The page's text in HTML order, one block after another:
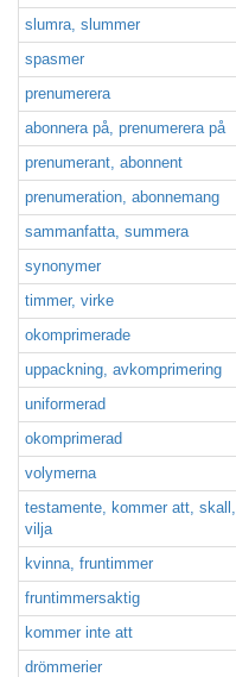
slumra, slummer
spasmer
prenumerera
abonnera på, prenumerera på
prenumerant, abonnent
prenumeration, abonnemang
sammanfatta, summera
synonymer
timmer, virke
okomprimerade
uppackning, avkomprimering
uniformerad
okomprimerad
volymerna
testamente, kommer att, skall,
vilja
kvinna, fruntimmer
fruntimmersaktig
kommer inte att
drömmerier